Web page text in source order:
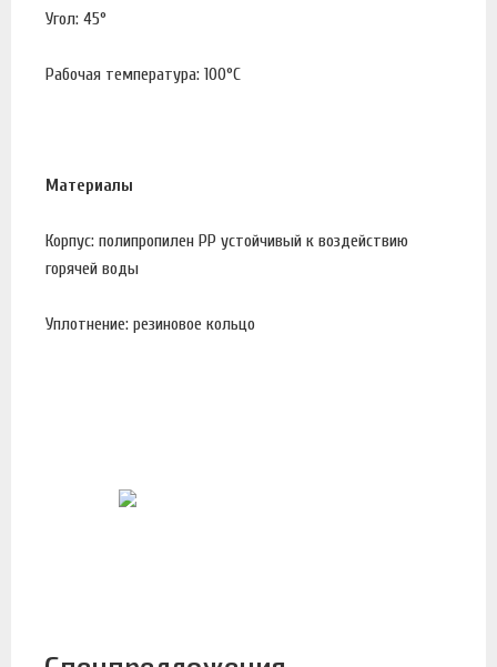
Угол: 45°
Рабочая температура: 100°С
Материалы
Корпус: полипропилен PP устойчивый к воздействию
горячей воды
Уплотнение: резиновое кольцо